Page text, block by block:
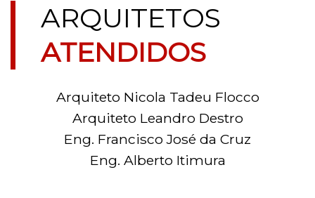
ARQUITETOS
ATENDIDOS
Arquiteto Nicola Tadeu Flocco
Arquiteto Leandro Destro
Eng. Francisco José da Cruz
Eng. Alberto Itimura